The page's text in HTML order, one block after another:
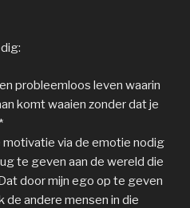
probleemloos leven waarin
komt waaien zonder dat je
via de emotie nodig
te geven aan de wereld die
door mijn ego op te geven
de andere mensen in die